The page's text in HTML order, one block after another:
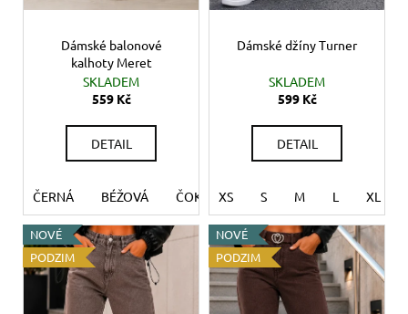
t
Dámské balonové
kalhoty Meret
SKLADEM
559 Kč
DETAIL
ČERNÁ BÉŽOVÁ ČOKOLÁDOVÁ
Dámské džíny Turner
SKLADEM
599 Kč
DETAIL
XS S M L XL
NOVÉ
PODZIM
NOVÉ
PODZIM